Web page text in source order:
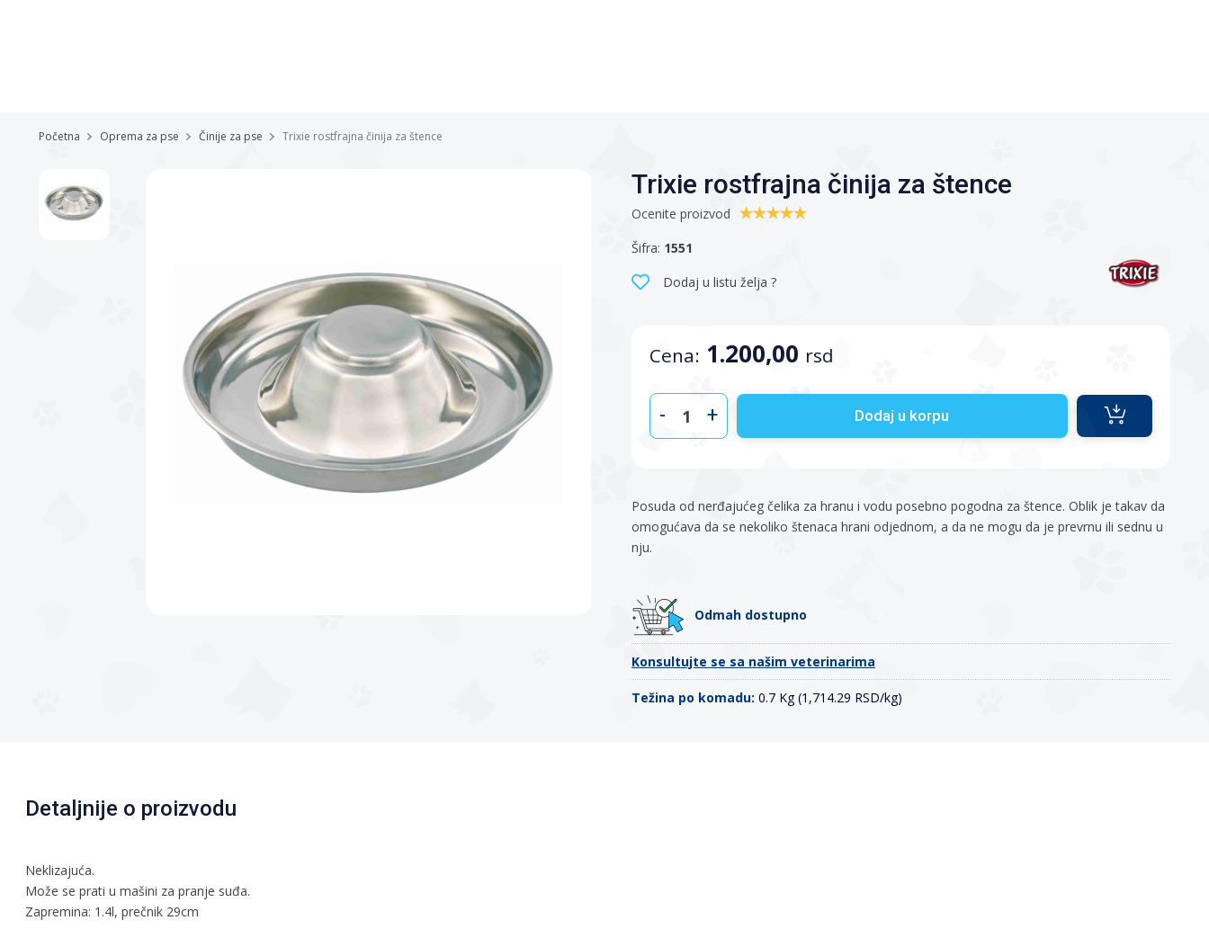
Početna Oprema za pse Činije za pse Trixie rostfrajna činija za štence
Trixie rostfrajna činija za štence
Ocenite proizvod
Šifra: 1551
Dodaj u listu želja ?
Cena: 1.200,00 rsd
- + Dodaj u korpu
Posuda od nerđajućeg čelika za hranu i vodu posebno pogodna za štence. Oblik je takav da
omogućava da se nekoliko štenaca hrani odjednom, a da ne mogu da je prevrnu ili sednu u
nju.
Odmah dostupno
Konsultujte se sa našim veterinarima
Težina po komadu: 0.7 Kg (1,714.29 RSD/kg)
Detaljnije o proizvodu
Neklizajuća.
Može se prati u mašini za pranje suđa.
Zapremina: 1.4l, prečnik 29cm